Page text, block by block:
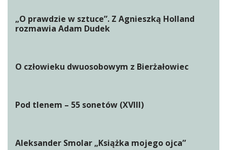
„O prawdzie w sztuce”. Z Agnieszką Holland
rozmawia Adam Dudek
O człowieku dwuosobowym z Bierżałowiec
Pod tlenem – 55 sonetów (XVIII)
Aleksander Smolar „Książka mojego ojca”